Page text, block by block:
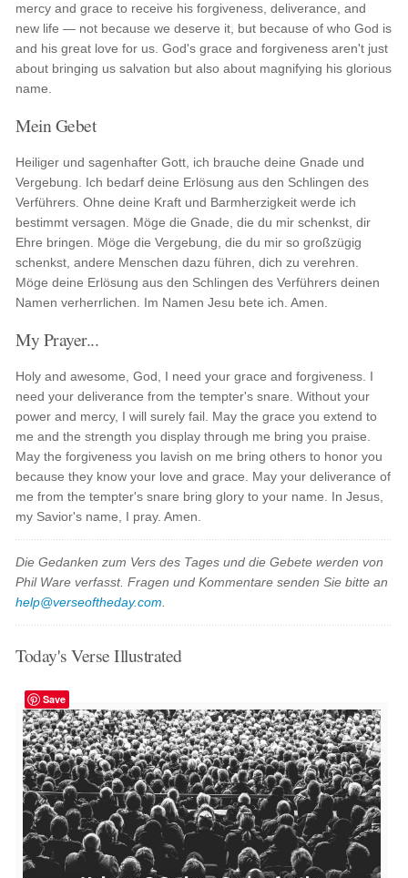
mercy and grace to receive his forgiveness, deliverance, and
new life — not because we deserve it, but because of who God is
and his great love for us. God's grace and forgiveness aren't just
about bringing us salvation but also about magnifying his glorious
name.
Mein Gebet
Heiliger und sagenhafter Gott, ich brauche deine Gnade und
Vergebung. Ich bedarf deine Erlösung aus den Schlingen des
Verführers. Ohne deine Kraft und Barmherzigkeit werde ich
bestimmt versagen. Möge die Gnade, die du mir schenkst, dir
Ehre bringen. Möge die Vergebung, die du mir so großzügig
schenkst, andere Menschen dazu führen, dich zu verehren.
Möge deine Erlösung aus den Schlingen des Verführers deinen
Namen verherrlichen. Im Namen Jesu bete ich. Amen.
My Prayer...
Holy and awesome, God, I need your grace and forgiveness. I
need your deliverance from the tempter's snare. Without your
power and mercy, I will surely fail. May the grace you extend to
me and the strength you display through me bring you praise.
May the forgiveness you lavish on me bring others to honor you
because they know your love and grace. May your deliverance of
me from the tempter's snare bring glory to your name. In Jesus,
my Savior's name, I pray. Amen.
Die Gedanken zum Vers des Tages und die Gebete werden von
Phil Ware verfasst. Fragen und Kommentare senden Sie bitte an
help@verseoftheday.com
Today's Verse Illustrated
Save